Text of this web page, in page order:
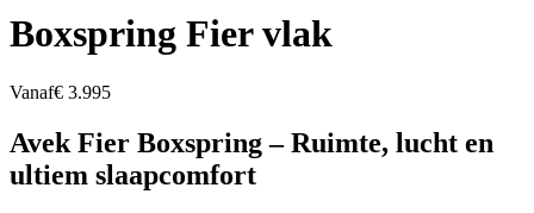
Boxspring Fier vlak
Vanaf€ 3.995
Avek Fier Boxspring – Ruimte, lucht en
ultiem slaapcomfort